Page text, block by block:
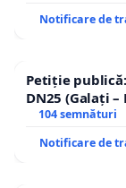
Notificare de
Petiție
DN25 (Galați
traseului în
104 semnături
Notificare de